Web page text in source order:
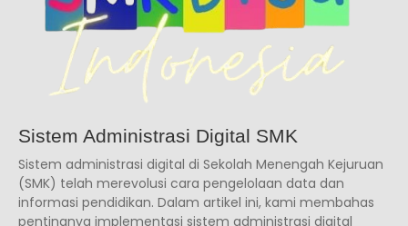
Sistem Administrasi Digital SMK
Sistem administrasi digital di Sekolah Menengah Kejuruan
(SMK) telah merevolusi cara pengelolaan data dan
informasi pendidikan. Dalam artikel ini, kami membahas
pentingnya implementasi sistem administrasi digital